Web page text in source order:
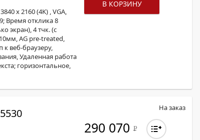
x 2160 (4K) , VGA,
Время отклика 8
экран), 4 тчк. (с
AG pre-treated,
к веб-браузеру,
Удаленная работа
горизонтальное,
В КОРЗИНУ
На заказ
290 070Р